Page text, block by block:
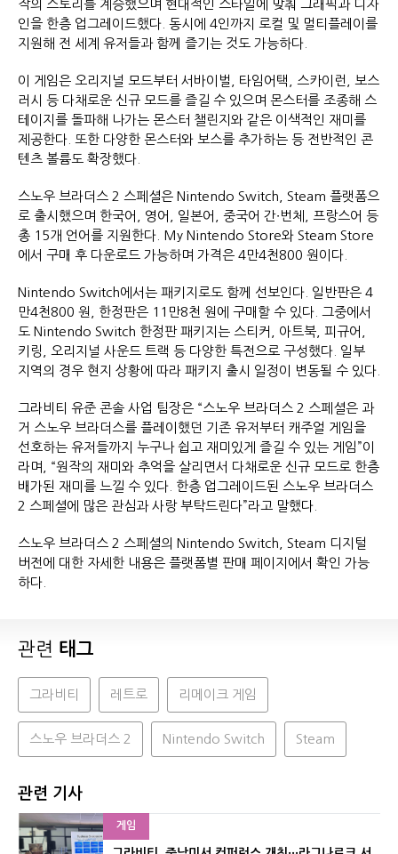
작의 스토리를 계승했으며 현대적인 스타일에 맞춰 그래픽과 디자
인을 한층 업그레이드했다. 동시에 4인까지 로컬 및 멀티플레이를
지원해 전 세계 유저들과 함께 즐기는 것도 가능하다.
이 게임은 오리지널 모드부터 서바이벌, 타임어택, 스카이런, 보스
러시 등 다채로운 신규 모드를 즐길 수 있으며 몬스터를 조종해 스
테이지를 돌파해 나가는 몬스터 챌린지와 같은 이색적인 재미를
제공한다. 또한 다양한 몬스터와 보스를 추가하는 등 전반적인 콘
텐츠 볼륨도 확장했다.
스노우 브라더스 2 스페셜은 Nintendo Switch, Steam 플랫폼으
로 출시했으며 한국어, 영어, 일본어, 중국어 간∙번체, 프랑스어 등
총 15개 언어를 지원한다. My Nintendo Store와 Steam Store
에서 구매 후 다운로드 가능하며 가격은 4만4천800 원이다.
Nintendo Switch에서는 패키지로도 함께 선보인다. 일반판은 4
만4천800 원, 한정판은 11만8천 원에 구매할 수 있다. 그중에서
도 Nintendo Switch 한정판 패키지는 스티커, 아트북, 피규어,
키링, 오리지널 사운드 트랙 등 다양한 특전으로 구성했다. 일부
지역의 경우 현지 상황에 따라 패키지 출시 일정이 변동될 수 있다.
그라비티 유준 콘솔 사업 팀장은 “스노우 브라더스 2 스페셜은 과
거 스노우 브라더스를 플레이했던 기존 유저부터 캐주얼 게임을
선호하는 유저들까지 누구나 쉽고 재미있게 즐길 수 있는 게임”이
라며, “원작의 재미와 추억을 살리면서 다채로운 신규 모드로 한층
배가된 재미를 느낄 수 있다. 한층 업그레이드된 스노우 브라더스
2 스페셜에 많은 관심과 사랑 부탁드린다”라고 말했다.
스노우 브라더스 2 스페셜의 Nintendo Switch, Steam 디지털
버전에 대한 자세한 내용은 플랫폼별 판매 페이지에서 확인 가능
하다.
관련 태그
그라비티 레트로 리메이크 게임
스노우 브라더스 2 Nintendo Switch Steam
관련 기사
게임